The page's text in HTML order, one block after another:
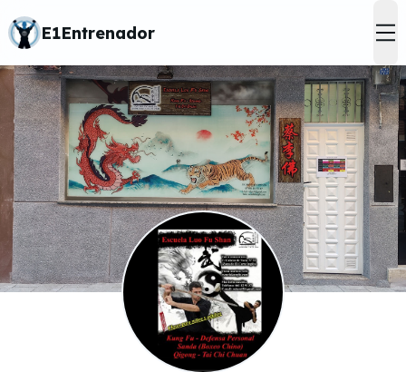
E1Entrenador